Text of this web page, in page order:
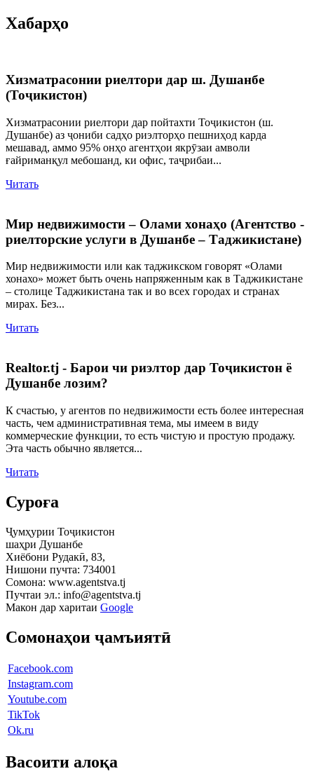
Хабарҳо
Хизматрасонии риелтори дар ш. Душанбе
(Тоҷикистон)
Хизматрасонии риелтори дар пойтахти Тоҷикистон (ш.
Душанбе) аз ҷониби садҳо риэлторҳо пешниҳод карда
мешавад, аммо 95% онҳо агентҳои якрӯзаи амволи
ғайриманқул мебошанд, ки офис, таҷрибаи...
Читать
Мир недвижимости – Олами хонаҳо (Агентство -
риелторские услуги в Душанбе – Таджикистане)
Мир недвижимости или как таджикском говорят «Олами
хонахо» может быть очень напряженным как в Таджикистане
– столице Таджикистана так и во всех городах и странах
мирах. Без...
Читать
Realtor.tj - Барои чи риэлтор дар Тоҷикистон ё
Душанбе лозим?
К счастью, у агентов по недвижимости есть более интересная
часть, чем административная тема, мы имеем в виду
коммерческие функции, то есть чистую и простую продажу.
Эта часть обычно является...
Читать
Суроға
Ҷумҳурии Тоҷикистон
шаҳри Душанбе
Хиёбони Рудакӣ, 83,
Нишони пучта: 734001
Сомона: www.agentstva.tj
Пучтаи эл.: info@agentstva.tj
Макон дар харитаи Google
Сомонаҳои ҷамъиятӣ
Facebook.com
Instagram.com
Youtube.com
TikTok
Ok.ru
Васоити алоқа